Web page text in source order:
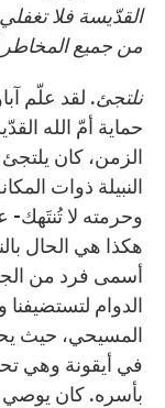
القدّيسة فلا
من جميع المخاطر
نلتجئ. لقد علّم
حماية أمّ الله
الزمن، كان
النبيلة ذوات
وحرمته لا تُنتَهك-
هكذا هي الحال
أسمى فرد من
الدوام
المسيحي، حيث
في أيقونة وهي
بأسره. كان يوصي